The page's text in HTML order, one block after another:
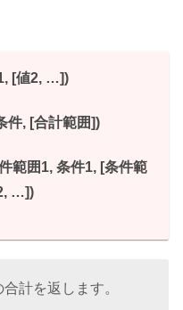
[値2, …])
件, [合計範囲])
範囲1, 条件1, [条件範
…])
計を返します。